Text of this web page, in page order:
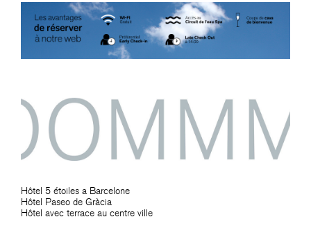
Hôtel 5 étoiles a Barcelone
Hôtel Paseo de Gràcia
Hôtel avec terrace au centre ville